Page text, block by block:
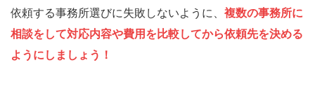
依頼する事務所選びに失敗しないように、 複数の事務所に
相談をして対応内容や費用を比較してから依頼先を決める
ようにしましょう！